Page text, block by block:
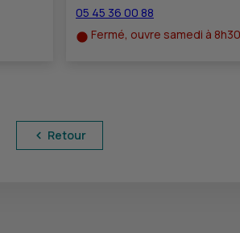
05 45 36 00 88
Fermé, ouvre samedi à 8h30
Retour